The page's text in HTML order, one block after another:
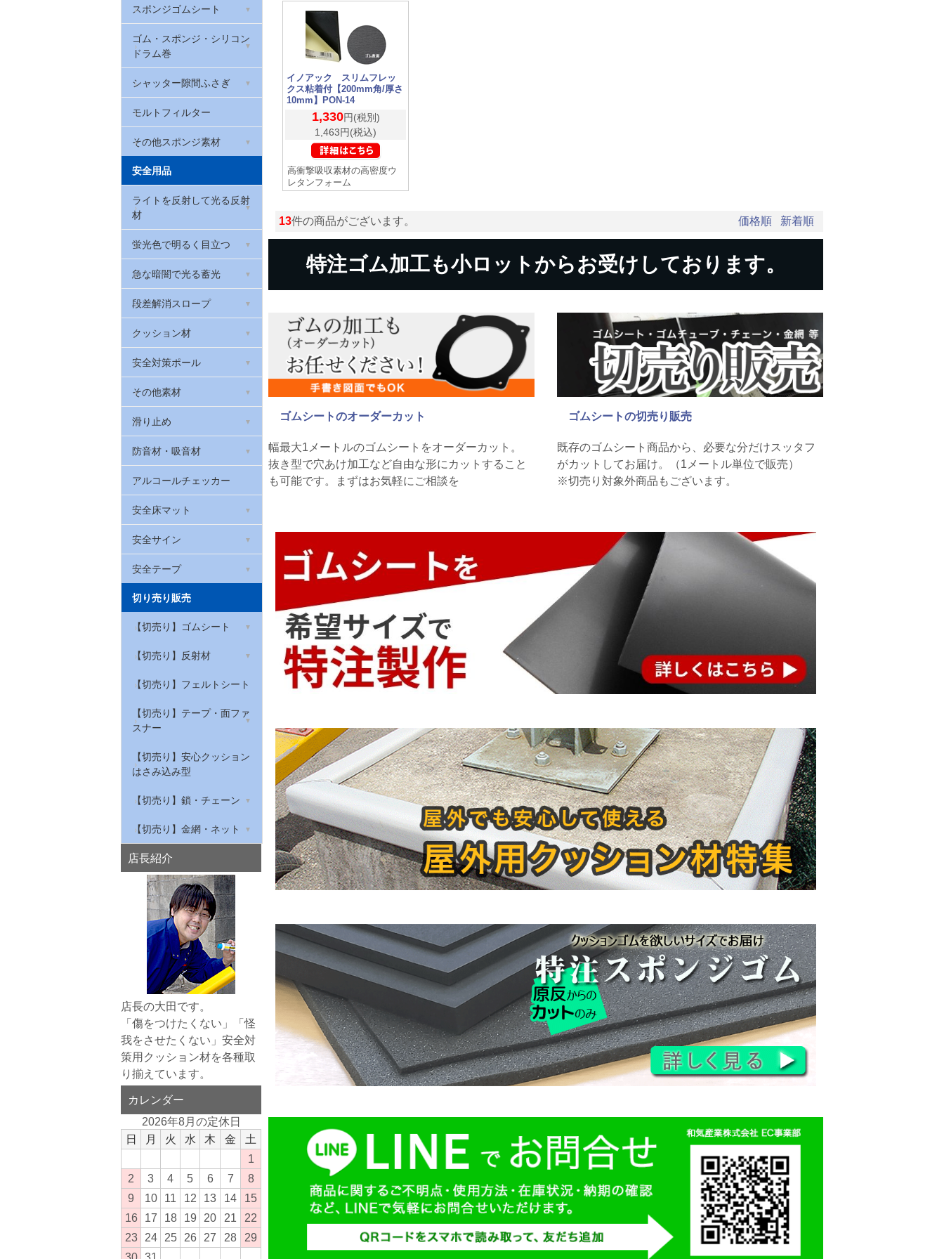
クッションラバー
ウレタンゴム
マグネットゴム
EPDMゴム
シリコンゴム
ゴム素材用接着剤
天然ゴムシート 厚さ
0.5mm
天然ゴムシート 厚さ1mm
天然ゴムシート 厚さ3mm
天然ゴムシート 厚さ5mm
天然ゴムシート 厚さ2mm
滑り止めゴムシート
ブチルゴム
制振ゴム(ハネナイト)
W波ゴムクッション
防振・滑り止めゲル
厚さ2mm
厚さ3mm
厚さ5mm
厚さ0.2mm
厚さ0.3mm
防振クッションゴム(筒状)
ゴム栓
Oリング(オーリング・パッ
キン)
戸当たりゴム・カーストッ
パー(ゴムクッション)
戸当たりゴム(Rohs対応)
当たりゴム・バンパーガー
ド
スポンジゴムシート
EPDMスポンジゴム
天然ゴム系スポンジゴム
スリムフレックス(ポロン
スポンジ)
ウレタンフォーム
低反発ウレタンフォーム
ウレタンチップクッション
環境配慮型スポンジゴム
(RoHS2対応)
高耐久スポンジシート
PEスポンジシート
ゴム・スポンジ・シリコン
ドラム巻
トンネンルゴム
シャッター隙間ふさぎ
シャッター取っ手
モルトフィルター
その他スポンジ素材
カラーシート
カラフルスポンジ
カラーポリエチレンシート
バックアップ材
安全用品
ライトを反射して光る反射
材
反射リフレクター
反射テープ
反射マグネットシート
衣類・布用反射フィルム
反射メッセージプレート
反射腕章(腕バンド)
黒い反射
蛍光色で明るく目立つ
蛍光テープ
蛍光マグネットシート
急な暗闇で光る蓄光
蓄光避難誘導ステッカー
光る!階段滑り止め
蓄光テープ
高輝度蓄光テープ
光る!階段滑り止め スーパ
ーアルファ・フラッシュ
貼ってはがせる蓄光テープ
段差解消スロープ
室内用段差解消スロープ
屋外用段差解消スロープ
高段差スポンジスロープ
クッション材
安心クッション(コーナー
ガード)
セーフティクッション
台車用やわらかバンパーク
ッション
台車用グリップ
壁用プロテクター
やわらかグリップ
ロボット掃除機の傷防止
安全対策ポール
車止めやわらかゴムポール
ベルト付きポール
カラープラポール
その他素材
照明反射材
滑り止め
ソフトクッション
室内用階段すべり止め
屋外用すべり止めテープ
滑り止めシート
厚手滑り止めシート
屋内用すべり止めテープ
お風呂用透明すべり止めテ
防音材・吸音材
吸音材「QonPET(キュー
オンペット)」
制振シート
遮音シート
吸音パッド・吸音フェルト
アルミテープ
アルコールチェッカー
安全床マット
滑り止めクッションマッ
ト メガマット
はがせるフェルトシート
足腰マット
ト・軽トラック荷台マッ
水切り安全歩行マット
安全サイン
コーン標示カバー
コーンバー用サイン
サインキャップ
反射標識ステッカー
穴あきコーン
安全テープ
やわらかトラテープ
屋内用ラインテープ ライ
切り売り販売
【切売り】ゴムシート
【切売り】天然ゴムシート
【切売り】NBRゴムシート
【切売り】環境配慮型ゴム
シート
【切売り】滑り止めゴム
スポンジチューブ・溝ゴム
【切売り】反射材
リフレクター
衣類・布用反射材
【切売り】フェルトシート
【切売り】テープ・面ファ
スナー
綿テープ
【切売り】安心クッション
はさみ込み型
【切売り】鎖・チェーン
鉄チェーン
ステンレスチェーン
アルミチェーン
プラスチックチェーン
【切売り】金網・ネット
亀甲金網
平織金網
店長紹介
店長の大田です。
「傷をつけたくない」「怪
我をさせたくない」安全対
策用クッション材を各種取
り揃えています。
カレンダー
2026年8月の定休日
日
月 火 水 木 金
土
1
2
3 4 5 6 7
8
9
10 11 12 13 14
15
16
17 18 19 20 21
22
23
24 25 26 27 28
29
イノアック スリムフレッ
クス粘着付【200mm角/厚さ
10mm】PON-14
1,330円(税別)
1,463円(税込)
高衝撃吸収素材の高密度ウ
レタンフォーム
13件の商品がございます。 価格順 新着順
特注ゴム加工も小ロットからお受けしております。
ゴムシートのオーダーカット
幅最大1メートルのゴムシートをオーダーカット。
抜き型で穴あけ加工など自由な形にカットすること
も可能です。まずはお気軽にご相談を
ゴムシートの切売り販売
既存のゴムシート商品から、必要な分だけスッタフ
がカットしてお届け。（1メートル単位で販売）
※切売り対象外商品もございます。